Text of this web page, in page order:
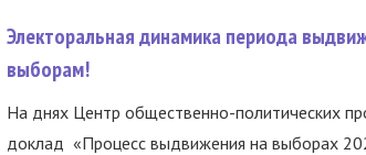
Электоральная динамика периода
выборам!
На днях Центр общественно-политических
доклад «Процесс выдвижения на выборах